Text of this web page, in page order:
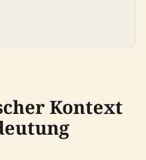
Kontext